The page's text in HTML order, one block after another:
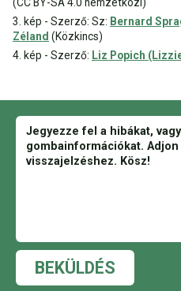
3. kép - Szerző: Sz: Bernard
Zéland (Közkincs)
4. kép - Szerző: Liz Popich
BEKÜLDÉS